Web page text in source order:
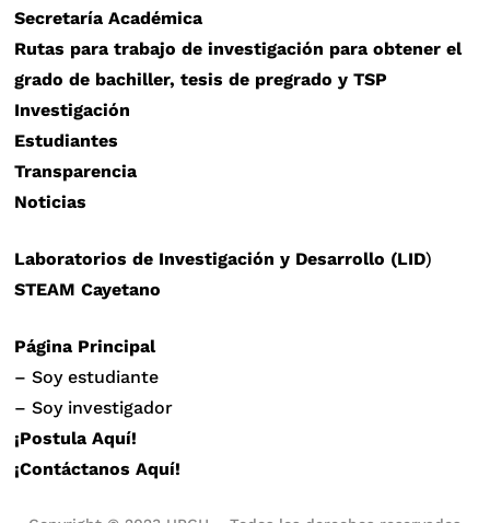
Secretaría Académica
Rutas para trabajo de investigación para obtener el
grado de bachiller, tesis de pregrado y TSP
Investigación
Estudiantes
Transparencia
Noticias
Laboratorios de Investigación y Desarrollo (LID)
STEAM Cayetano
Página Principal
– Soy estudiante
– Soy investigador
¡Postula Aquí!
¡Contáctanos Aquí!